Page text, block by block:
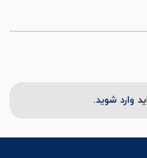
وارد شوید.